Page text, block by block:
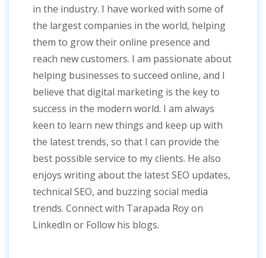
in the industry. I have worked with some of
the largest companies in the world, helping
them to grow their online presence and
reach new customers. I am passionate about
helping businesses to succeed online, and I
believe that digital marketing is the key to
success in the modern world. I am always
keen to learn new things and keep up with
the latest trends, so that I can provide the
best possible service to my clients. He also
enjoys writing about the latest SEO updates,
technical SEO, and buzzing social media
trends. Connect with Tarapada Roy on
LinkedIn or Follow his blogs.